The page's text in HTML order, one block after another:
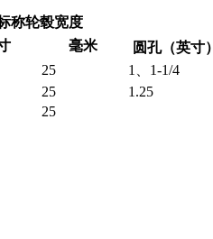
称轮毂宽度
毫米 圆孔（英寸）
25 1、1-1/4
25 1.25
25